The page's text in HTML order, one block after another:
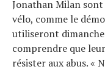
Jonathan Milan
vélo, comme le
utiliseront
comprendre que
résister aux abus. «